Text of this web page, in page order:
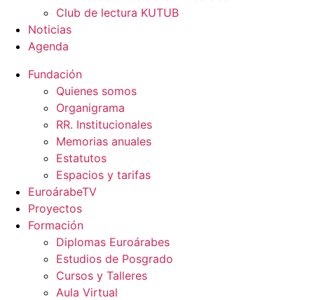
Club de lectura KUTUB
Noticias
Agenda
Fundación
Quienes somos
Organigrama
RR. Institucionales
Memorias anuales
Estatutos
Espacios y tarifas
EuroárabeTV
Proyectos
Formación
Diplomas Euroárabes
Estudios de Posgrado
Cursos y Talleres
Aula Virtual